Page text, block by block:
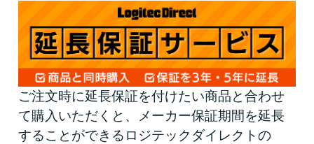
ご注文時に延長保証を付けたい商品と合わせ
て購入いただくと、メーカー保証期間を延長
することができるロジテックダイレクトの